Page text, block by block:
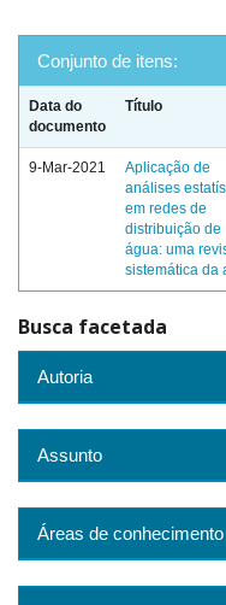
Conjunto de itens:
Data do
documento
Título
9-Mar-2021
Aplicação de
análises
em redes de
distribuição de
água: uma
sistemática da
Busca facetada
Autoria
Assunto
Áreas de conhecimento